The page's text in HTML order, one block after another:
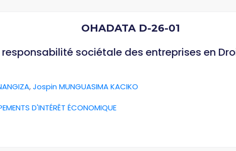
OHADATA D-26-01
sociétale des entreprises en
,Jospin MUNGUASIMA KACIKO
D'INTÉRÊT ÉCONOMIQUE